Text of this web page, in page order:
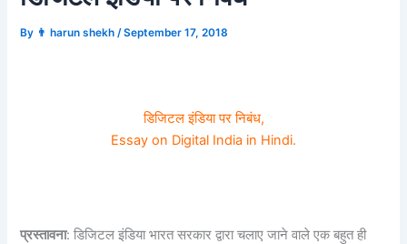
By 👨 harun shekh/September 17, 2018
डिजिटल इंडिया पर निबंध,
Essay on Digital India in Hindi.
प्रस्तावना: डिजिटल इंडिया भारत सरकार द्वारा चलाए जाने वाले एक बहुत ही